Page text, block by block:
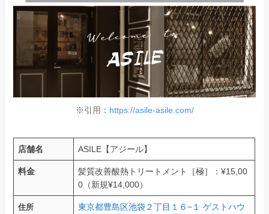
※引用： https://asile-asile.com/
店舗名 ASILE【アジール】
料金
髪質改善酸熱トリートメント［極］：¥15,00
0（新規¥14,000）
住所
東京都豊島区池袋２丁目１６−１ ゲストハウ